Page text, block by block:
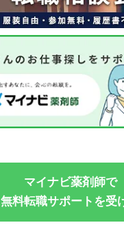
マイナビ薬剤師で
無料転職サポートを受